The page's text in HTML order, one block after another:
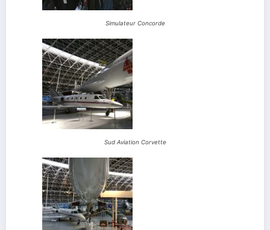
Simulateur Concorde
Sud Aviation Corvette